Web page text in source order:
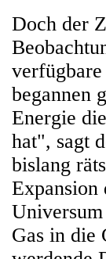
Doch der
verfügbare
begannen
Energie
hat", sagt
bislang
Expansion
Gas in die